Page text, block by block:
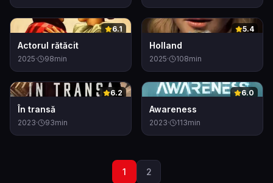
0 6.1
Actorul rătăcit
2025· 98min
0 5.4
Holland
2025· 108min
0 6.2
În transă
2023· 93min
0 6.0
Awareness
2023· 113min
1 2